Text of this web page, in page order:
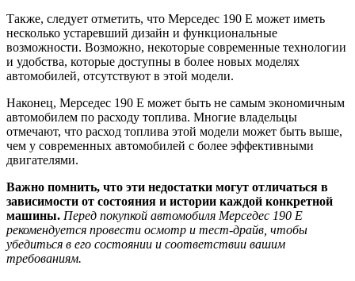
Также, следует отметить, что Мерседес 190 Е может иметь
несколько устаревший дизайн и функциональные
возможности. Возможно, некоторые современные технологии
и удобства, которые доступны в более новых моделях
автомобилей, отсутствуют в этой модели.
Наконец, Мерседес 190 Е может быть не самым экономичным
автомобилем по расходу топлива. Многие владельцы
отмечают, что расход топлива этой модели может быть выше,
чем у современных автомобилей с более эффективными
двигателями.
Важно помнить, что эти недостатки могут отличаться в
зависимости от состояния и истории каждой конкретной
машины. Перед покупкой автомобиля Мерседес 190 Е
рекомендуется провести осмотр и тест-драйв, чтобы
убедиться в его состоянии и соответствии вашим
требованиям.